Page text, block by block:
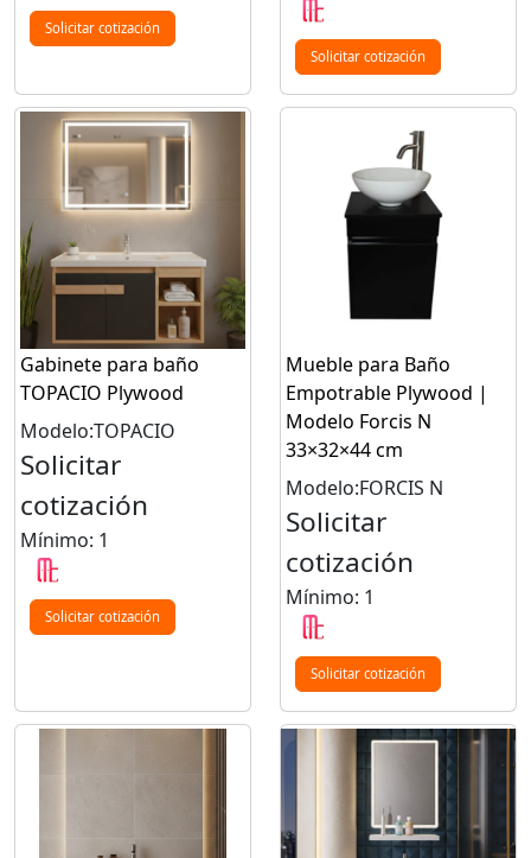
Solicitar cotización
Solicitar cotización
Gabinete para baño
TOPACIO Plywood
Modelo:TOPACIO
Solicitar
cotización
Mínimo: 1
Solicitar cotización
Mueble para Baño
Empotrable Plywood |
Modelo Forcis N
33×32×44 cm
Modelo:FORCIS N
Solicitar
cotización
Mínimo: 1
Solicitar cotización